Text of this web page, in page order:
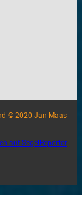
© 2020 Jan Maas
auf SegelReporter